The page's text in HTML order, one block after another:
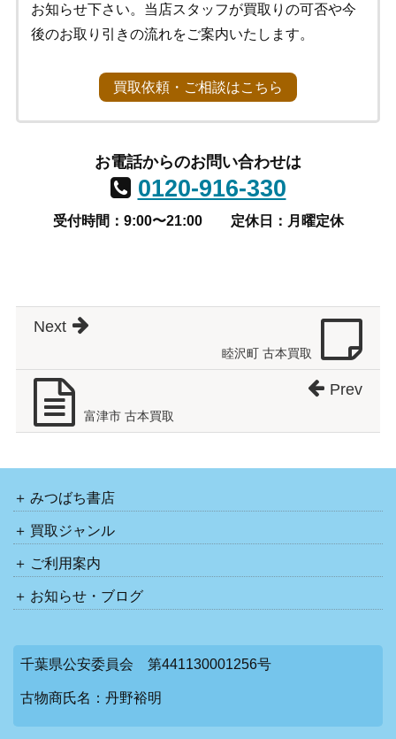
お知らせ下さい。当店スタッフが買取りの可否や今
後のお取り引きの流れをご案内いたします。
買取依頼・ご相談はこちら
お電話からのお問い合わせは
0120-916-330
受付時間：9:00〜21:00 定休日：月曜定休
睦沢町 古本買取
Next
富津市 古本買取
Prev
みつばち書店
買取ジャンル
ご利用案内
お知らせ・ブログ
千葉県公安委員会 第441130001256号
古物商氏名：丹野裕明